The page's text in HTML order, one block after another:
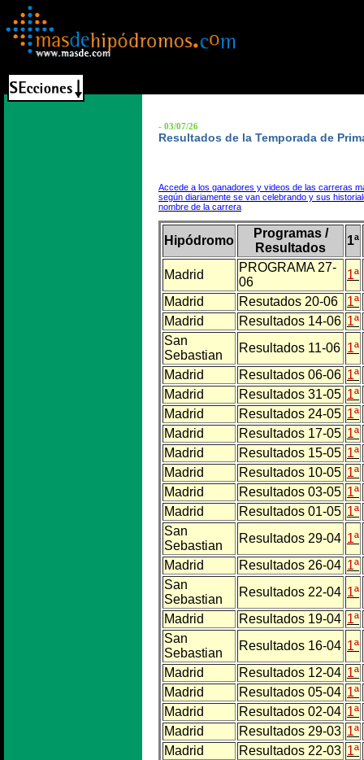
- 03/07/26
Resultados de la Temporada de
Accede a los ganadores y videos de las carreras
según diariamente se van celebrando y sus
nombre de la carrera
Hipódromo
Programas /
Resultados
1ª
Madrid
PROGRAMA 27-
06
1ª
Madrid
Resutados 20-06
1ª
Madrid
Resultados 14-06 1ª
San
Sebastian
Resultados 11-06 1ª
Madrid
Resultados 06-06 1ª
Madrid
Resultados 31-05 1ª
Madrid
Resultados 24-05 1ª
Madrid
Resultados 17-05 1ª
Madrid
Resultados 15-05 1ª
Madrid
Resultados 10-05 1ª
Madrid
Resultados 03-05 1ª
Madrid
Resultados 01-05 1ª
San
Sebastian
Resultados 29-04 1ª
Madrid
Resultados 26-04 1ª
San
Sebastian
Resultados 22-04 1ª
Madrid
Resultados 19-04 1ª
San
Sebastian
Resultados 16-04 1ª
Madrid
Resultados 12-04 1ª
Madrid
Resultados 05-04 1ª
Madrid
Resultados 02-04 1ª
Madrid
Resultados 29-03 1ª
Madrid
Resultados 22-03 1ª